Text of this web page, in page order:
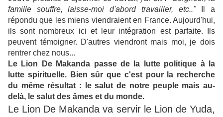
famille souffre, laisse-moi d'abord travailler, etc.."Il a
répondu que les miens viendraient en France. Aujourd'hui,
ils sont nombreux ici et leur intégration est parfaite. Ils
peuvent témoigner. D'autres viendront mais moi, je dois
rentrer chez nous...
Le Lion De Makanda passe de la lutte politique à la
lutte spirituelle. Bien sûr que c'est pour la recherche
du même résultat : le salut de notre peuple mais au-
delà, le salut des âmes et du monde.
Le Lion De Makanda va servir le Lion de Yuda,